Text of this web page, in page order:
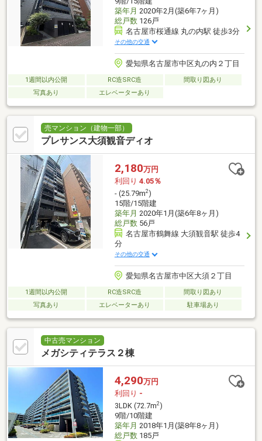
築年月 2020年2月(築6年7ヶ月)
総戸数126戸
名古屋市桜通線 丸の内駅 徒歩3分
その他の交通
愛知県名古屋市中区丸の内２丁目
1週間以内公開 RC造SRC造
間取り図あり
写真あり
エレベーターあり
売マンション（建物一部）
プレサンス大須観音ディオ
2,180万円
利回り 4.05％
- (25.79m2)
15階/15階建
築年月 2020年1月(築6年8ヶ月)
総戸数56戸
名古屋市鶴舞線 大須観音駅 徒歩4
分
その他の交通
愛知県名古屋市中区大須２丁目
1週間以内公開 RC造SRC造
間取り図あり
写真あり
エレベーターあり 駐車場あり
中古売マンション
メガシティテラス２棟
4,290万円
利回り -
3LDK (72.7m2)
9階/10階建
築年月 2018年1月(築8年8ヶ月)
総戸数185戸